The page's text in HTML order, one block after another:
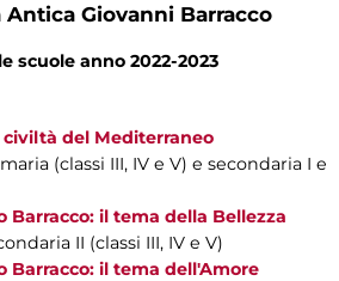
Giovanni Barracco
scuole anno 2022-2023
del Mediterraneo
(classi III, IV e V) e secondaria I e
Barracco: il tema della Bellezza
II (classi III, IV e V)
Barracco: il tema dell'Amore